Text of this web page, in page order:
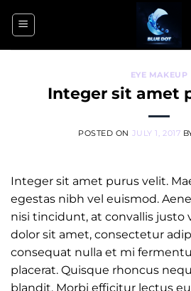
EYE MAKEUP
Integer sit amet
POSTED ON JULY 1, 2017
Integer sit amet purus velit.
egestas nibh vel euismod.
nisi tincidunt, at convallis justo
dolor sit amet, consectetur
consequat nulla et mi
placerat. Quisque rhoncus
blandit. Morbi efficitur lectus